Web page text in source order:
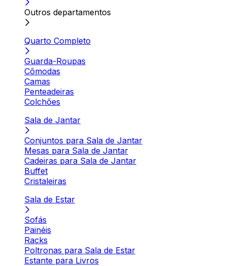
Outros departamentos
Quarto Completo
Guarda-Roupas
Cômodas
Camas
Penteadeiras
Colchões
Sala de Jantar
Conjuntos para Sala de Jantar
Mesas para Sala de Jantar
Cadeiras para Sala de Jantar
Buffet
Cristaleiras
Sala de Estar
Sofás
Painéis
Racks
Poltronas para Sala de Estar
Estante para Livros